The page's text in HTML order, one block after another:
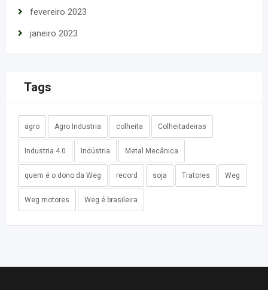
fevereiro 2023
janeiro 2023
Tags
agro Agro Industria colheita Colheitadeiras
Industria 4.0 Indústria Metal Mecânica
quem é o dono da Weg record soja Tratores Weg
Weg motores Weg é brasileira